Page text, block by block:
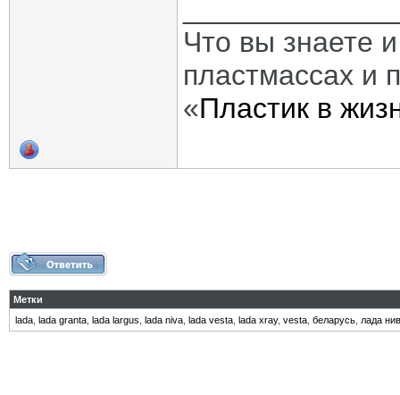
Что вы знаете
пластмассах и
«Пластик в
Метки
lada lada granta lada largus lada niva lada vesta lada xray, vesta беларусь лада